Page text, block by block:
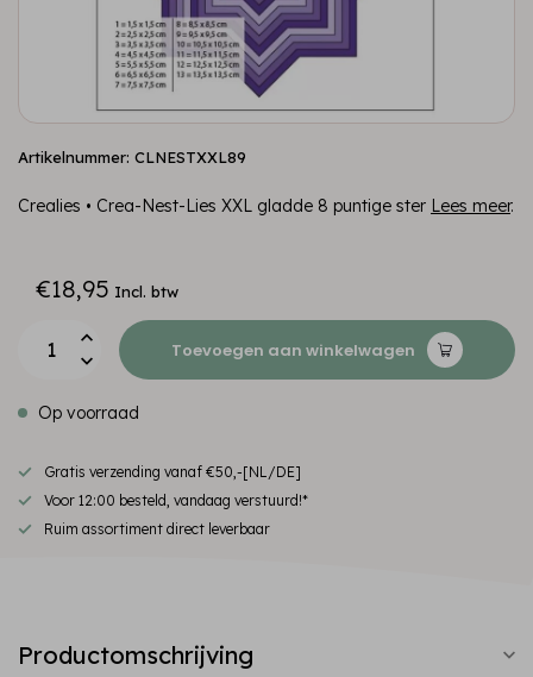
Artikelnummer: CLNESTXXL89
Crealies • Crea-Nest-Lies XXL gladde 8 puntige ster Lees meer.
€18,95 Incl. btw
Toevoegen aan winkelwagen
Op voorraad
Gratis verzending vanaf €50,-[NL/DE]
Voor 12:00 besteld, vandaag verstuurd!*
Ruim assortiment direct leverbaar
Productomschrijving